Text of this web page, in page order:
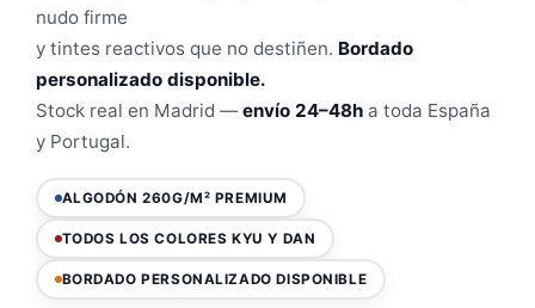
nudo firme
y tintes reactivos que no destiñen. Bordado
personalizado disponible.
Stock real en Madrid —envío 24–48h a toda España
y Portugal.
ALGODÓN 260G/M² PREMIUM
TODOS LOS COLORES KYU Y DAN
BORDADO PERSONALIZADO DISPONIBLE